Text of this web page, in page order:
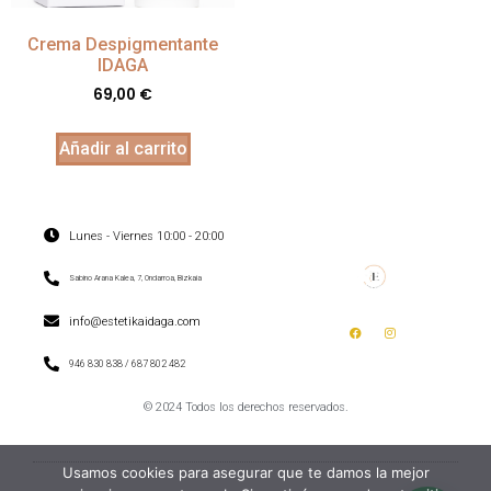
Crema Despigmentante
IDAGA
69,00 €
Añadir al carrito
Lunes - Viernes 10:00 - 20:00
Sabino Arana Kalea, 7, Ondarroa, Bizkaia
info@estetikaidaga.com
946 830 838 / 687 802 482
© 2024 Todos los derechos reservados.
Usamos cookies para asegurar que te damos la mejor